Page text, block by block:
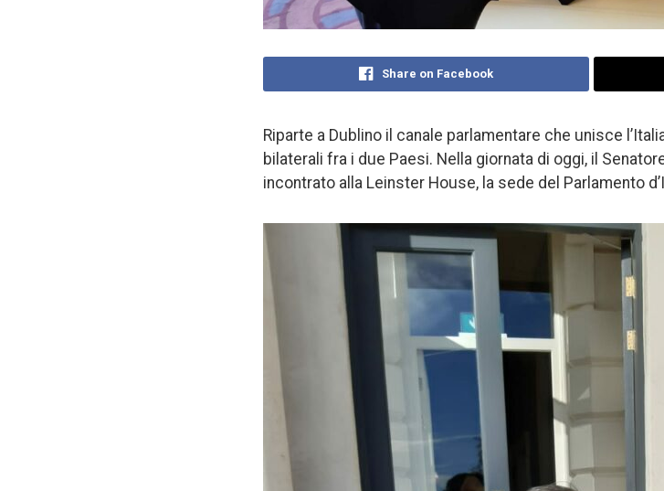
Share on Facebook
Riparte a Dublino il canale parlamentare che unisce
bilaterali fra i due Paesi. Nella giornata di oggi, il
incontrato alla Leinster House, la sede del Parlamento